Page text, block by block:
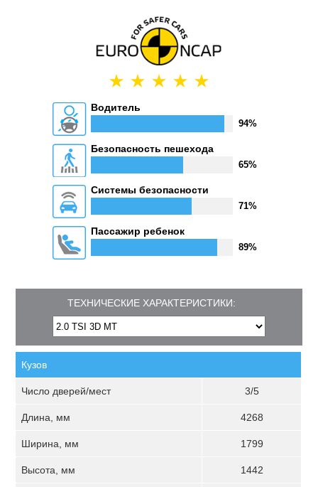
Водитель
94%
Безопасность пешехода
65%
Системы безопасности
71%
Пассажир ребенок
89%
ТЕХНИЧЕСКИЕ ХАРАКТЕРИСТИКИ:
Кузов
Число дверей/мест 3/5
Длина, мм 4268
Ширина, мм 1799
Высота, мм 1442